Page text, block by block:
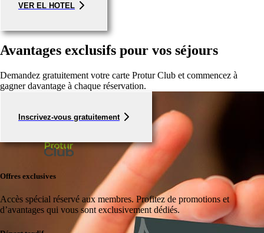
VER EL HOTEL
Avantages exclusifs pour vos séjours
Demandez gratuitement votre carte Protur Club et commencez à
gagner davantage à chaque réservation.
Inscrivez-vous gratuitement
Offres exclusives
Accès spécial réservé aux membres. Profitez de promotions et
d’avantages qui vous sont exclusivement dédiés.